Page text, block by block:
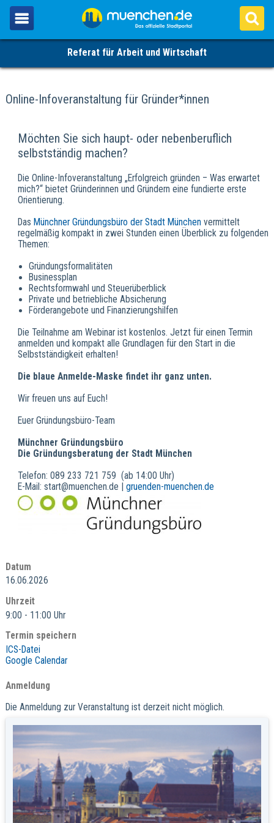
Referat für Arbeit und Wirtschaft
Online-Infoveranstaltung für Gründer*innen
Möchten Sie sich haupt- oder nebenberuflich
selbstständig machen?
Die Online-Infoveranstaltung „Erfolgreich gründen – Was erwartet
mich?“ bietet Gründerinnen und Gründern eine fundierte erste
Orientierung.
Das Münchner Gründungsbüro der Stadt München vermittelt
regelmäßig kompakt in zwei Stunden einen Überblick zu folgenden
Themen:
Gründungsformalitäten
Businessplan
Rechtsformwahl und Steuerüberblick
Private und betriebliche Absicherung
Förderangebote und Finanzierungshilfen
Die Teilnahme am Webinar ist kostenlos. Jetzt für einen Termin
anmelden und kompakt alle Grundlagen für den Start in die
Selbstständigkeit erhalten!
Die blaue Anmelde-Maske findet ihr ganz unten.
Wir freuen uns auf Euch!
Euer Gründungsbüro-Team
Münchner Gründungsbüro
Die Gründungsberatung der Stadt München
Telefon: 089 233 721 759 (ab 14:00 Uhr)
E-Mail: start@muenchen.de | gruenden-muenchen.de
Datum
16.06.2026
Uhrzeit
9:00 - 11:00 Uhr
Termin speichern
ICS-Datei
Google Calendar
Anmeldung
Die Anmeldung zur Veranstaltung ist derzeit nicht möglich.